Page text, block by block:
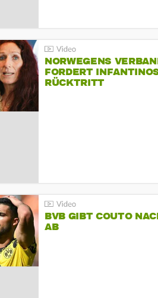
NORWEGENS
FORDERT
RÜCKTRITT
BVB GIBT COUTO
AB